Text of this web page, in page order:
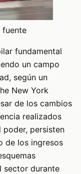
fuente
fundamental
un campo
según un
New York
de los cambios
realizados
poder, persisten
de los ingresos
sector durante